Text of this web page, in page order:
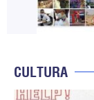
CULTURA